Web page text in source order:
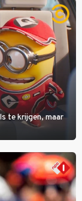
te krijgen, maar